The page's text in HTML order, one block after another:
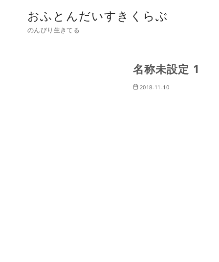
おふとんだいすきくらぶ
のんびり生きてる
名称未設定 1
2018-11-10